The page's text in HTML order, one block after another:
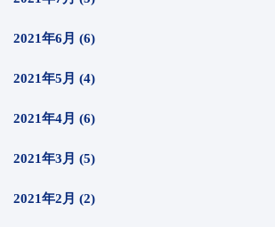
2021年6月 (6)
2021年5月 (4)
2021年4月 (6)
2021年3月 (5)
2021年2月 (2)